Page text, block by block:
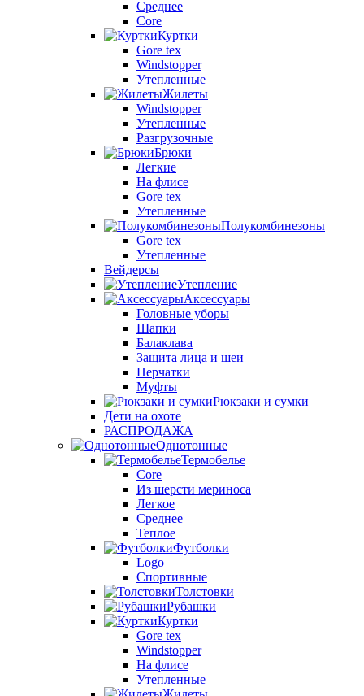
Среднее
Core
Куртки
Gore tex
Windstopper
Утепленные
Жилеты
Windstopper
Утепленные
Разгрузочные
Брюки
Легкие
На флисе
Gore tex
Утепленные
Полукомбинезоны
Gore tex
Утепленные
Вейдерсы
Утепление
Аксессуары
Головные уборы
Шапки
Балаклава
Защита лица и шеи
Перчатки
Муфты
Рюкзаки и сумки
Дети на охоте
РАСПРОДАЖА
Однотонные
Термобелье
Core
Из шерсти мериноса
Легкое
Среднее
Теплое
Футболки
Logo
Спортивные
Толстовки
Рубашки
Куртки
Gore tex
Windstopper
На флисе
Утепленные